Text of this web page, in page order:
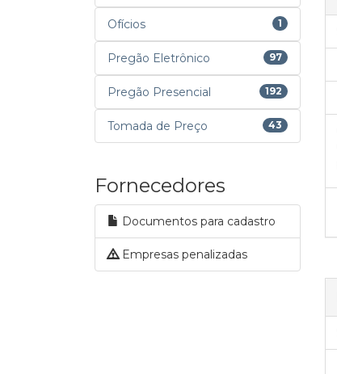
Ofícios 1
Pregão Eletrônico 97
Pregão Presencial 192
Tomada de Preço 43
Fornecedores
Documentos para cadastro
Empresas penalizadas